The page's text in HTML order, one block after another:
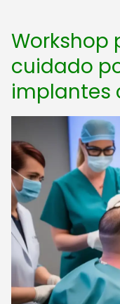
Workshop
cuidado
implantes